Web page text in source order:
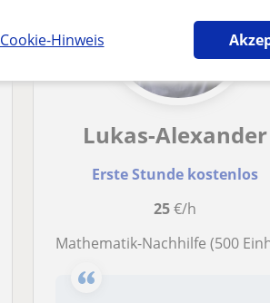
Cookie-Hinweis
Lukas-Alexander
Erste Stunde kostenlos
25€/h
Mathematik-Nachhilfe (500 Einheiten Erfahrung +